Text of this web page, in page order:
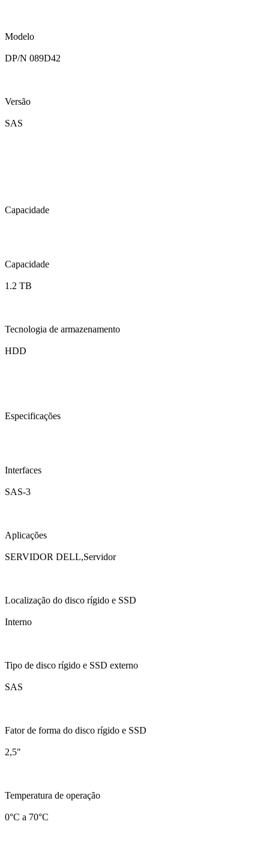
Modelo
DP/N 089D42
Versão
SAS
Capacidade
Capacidade
1.2 TB
Tecnologia de armazenamento
HDD
Especificações
Interfaces
SAS-3
Aplicações
SERVIDOR DELL,Servidor
Localização do disco rígido e SSD
Interno
Tipo de disco rígido e SSD externo
SAS
Fator de forma do disco rígido e SSD
2,5"
Temperatura de operação
0°C a 70°C